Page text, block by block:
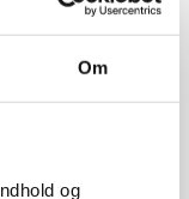
Om
og